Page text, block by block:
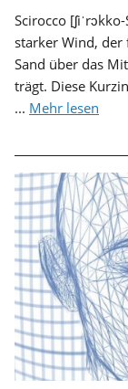
Scirocco
starker Wind,
Sand über das
trägt. Diese
... Mehr lesen